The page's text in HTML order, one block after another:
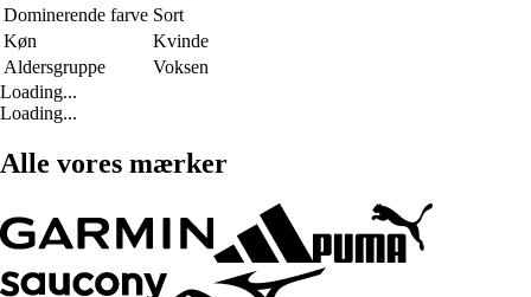
Dominerende farve Sort
Køn
Kvinde
Aldersgruppe
Voksen
Loading...
Loading...
Alle vores mærker